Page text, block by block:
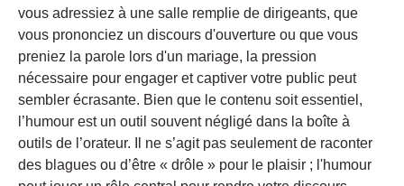
vous adressiez à une salle remplie de dirigeants, que
vous prononciez un discours d'ouverture ou que vous
preniez la parole lors d'un mariage, la pression
nécessaire pour engager et captiver votre public peut
sembler écrasante. Bien que le contenu soit essentiel,
l’humour est un outil souvent négligé dans la boîte à
outils de l’orateur. Il ne s’agit pas seulement de raconter
des blagues ou d’être « drôle » pour le plaisir ; l'humour